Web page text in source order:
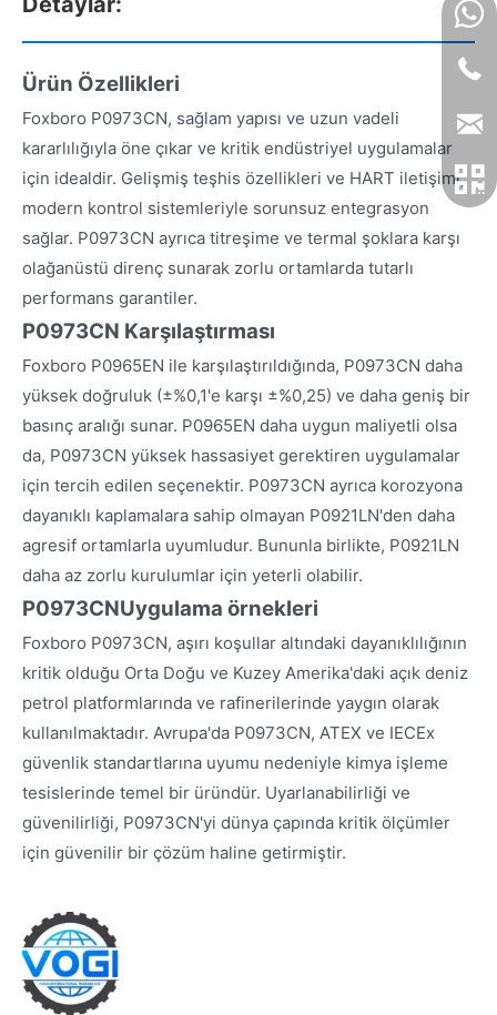
Ürün Özellikleri
Foxboro P0973CN, sağlam yapısı ve uzun vadeli
kararlılığıyla öne çıkar ve kritik endüstriyel uygulamalar
için idealdir. Gelişmiş teşhis özellikleri ve HART iletişimi,
modern kontrol sistemleriyle sorunsuz entegrasyon
sağlar. P0973CN ayrıca titreşime ve termal şoklara karşı
olağanüstü direnç sunarak zorlu ortamlarda tutarlı
performans garantiler.
P0973CN Karşılaştırması
Foxboro P0965EN ile karşılaştırıldığında, P0973CN daha
yüksek doğruluk (±%0,1'e karşı ±%0,25) ve daha geniş bir
basınç aralığı sunar. P0965EN daha uygun maliyetli olsa
da, P0973CN yüksek hassasiyet gerektiren uygulamalar
için tercih edilen seçenektir. P0973CN ayrıca korozyona
dayanıklı kaplamalara sahip olmayan P0921LN'den daha
agresif ortamlarla uyumludur. Bununla birlikte, P0921LN
daha az zorlu kurulumlar için yeterli olabilir.
P0973CNUygulama örnekleri
Foxboro P0973CN, aşırı koşullar altındaki dayanıklılığının
kritik olduğu Orta Doğu ve Kuzey Amerika'daki açık deniz
petrol platformlarında ve rafinerilerinde yaygın olarak
kullanılmaktadır. Avrupa'da P0973CN, ATEX ve IECEx
güvenlik standartlarına uyumu nedeniyle kimya işleme
tesislerinde temel bir üründür. Uyarlanabilirliği ve
güvenilirliği, P0973CN'yi dünya çapında kritik ölçümler
için güvenilir bir çözüm haline getirmiştir.